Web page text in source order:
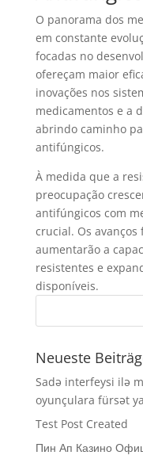
O panorama dos
em constante
focadas no
ofereçam maior
inovações nos
medicamentos e a
abrindo caminho
antifúngicos.
À medida que a
preocupação
antifúngicos com
crucial. Os
aumentarão a
resistentes e
disponíveis.
Neueste
Sadə interfeysi ilə
oyunçulara fürsət
Test Post Created
Пин Ап Казино